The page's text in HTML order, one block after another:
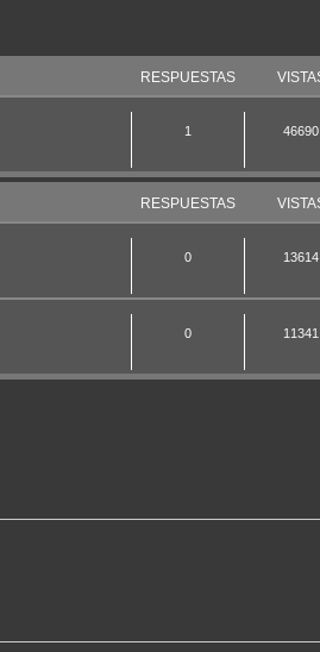
RESPUESTAS
1 46690
RESPUESTAS
0 13614
0 11341